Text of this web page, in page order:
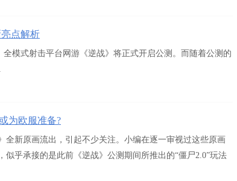
点解析
全模式射击平台网游《逆战》将正式开启公测。而随着公测的
为欧服准备?
全新原画流出，引起不少关注。小编在逐一审视过这些原画
似乎承接的是此前《逆战》公测期间所推出的“僵尸2.0”玩法